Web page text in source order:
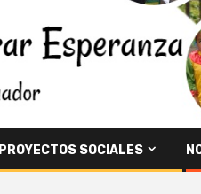
PROYECTOS SOCIALES